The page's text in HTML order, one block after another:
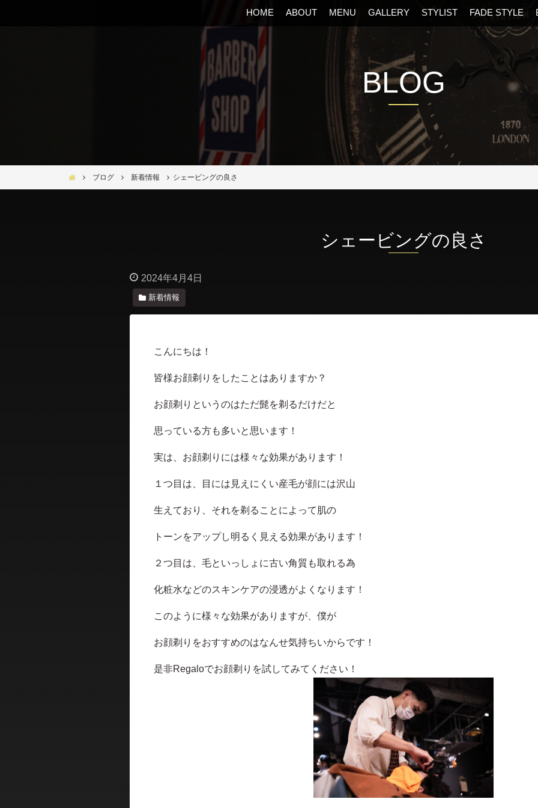
HOME ABOUT MENU GALLERY STYLIST FADE STYLE
BLOG
Bar Ber Shop REGALO【バーバーショップ レガロ】- 大阪・福島区の美容室
ブログ 新着情報 シェービングの良さ
シェービングの良さ
2024年4月4日
新着情報
こんにちは！
皆様お顔剃りをしたことはありますか？
お顔剃りというのはただ髭を剃るだけだと
思っている方も多いと思います！
実は、お顔剃りには様々な効果があります！
１つ目は、目には見えにくい産毛が顔には沢山
生えており、それを剃ることによって肌の
トーンをアップし明るく見える効果があります！
２つ目は、毛といっしょに古い角質も取れる為
化粧水などのスキンケアの浸透がよくなります！
このように様々な効果がありますが、僕が
お顔剃りをおすすめのはなんせ気持ちいからです！
是非Regaloでお顔剃りを試してみてください！